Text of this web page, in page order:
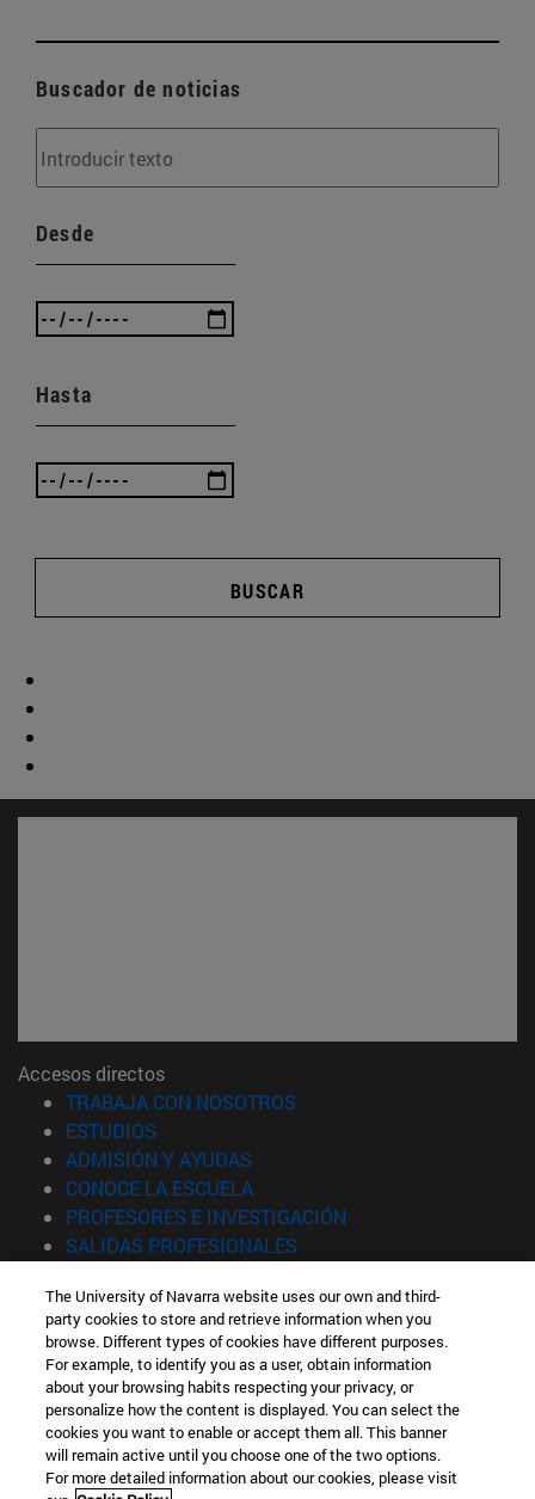
Buscador de noticias
Desde
Hasta
BUSCAR
Accesos directos
TRABAJA CON NOSOTROS
ESTUDIOS
ADMISIÓN Y AYUDAS
CONOCE LA ESCUELA(abre en nueva ventana)
PROFESORES E INVESTIGACIÓN
SALIDAS PROFESIONALES
Información
TFNO +34 943 21 98 77
¿QUÉ GRADO TE INTERESA?
¿QUÉ MÁSTER TE INTERESA?
© Universidad de Navarra
Información legal
The University of Navarra website uses our own and third-
party cookies to store and retrieve information when you
browse. Different types of cookies have different purposes.
For example, to identify you as a user, obtain information
about your browsing habits respecting your privacy, or
personalize how the content is displayed. You can select the
cookies you want to enable or accept them all. This banner
will remain active until you choose one of the two options.
For more detailed information about our cookies, please visit